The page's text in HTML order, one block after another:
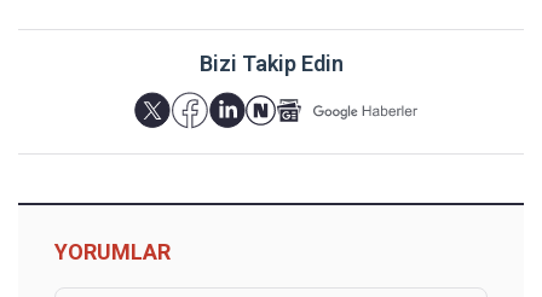
Bizi Takip Edin
YORUMLAR